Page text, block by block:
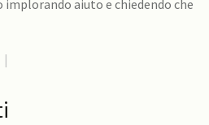
aiuto e chiedendo che
|